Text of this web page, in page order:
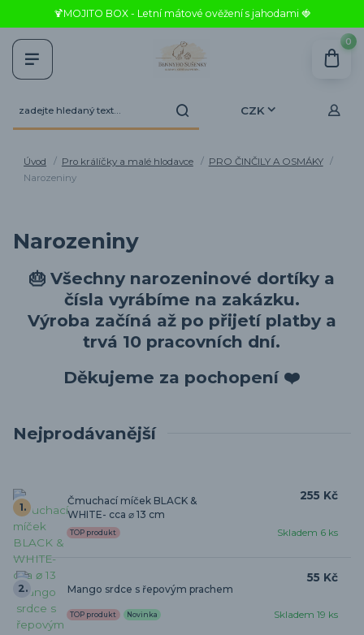
🍹MOJITO BOX - Letní mátové ověžení s jahodami 🍓
CZK
0
Úvod Pro králíčky a malé hlodavce
PRO ČINČILY A OSMÁKY
Narozeniny
Narozeniny
🎂 Všechny narozeninové dortíky a
čísla vyrábíme na zakázku.
Výroba začíná až po přijetí platby a
trvá 10 pracovních dní.
Děkujeme za pochopení ❤️
Nejprodávanější
1.
Čmuchací míček BLACK &
WHITE- cca ⌀ 13 cm
Skladem 6 ks
TOP produkt
255 Kč
2. Mango srdce s řepovým prachem
Skladem 19 ks
TOP produkt Novinka
55 Kč